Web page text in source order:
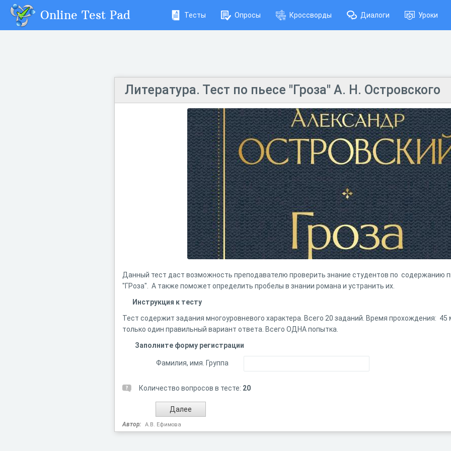
Online Test Pad Тесты Опросы Кроссворды Диалоги Уроки
Литература. Тест по пьесе "Гроза" А. Н. Островского
Данный тест даст возможность преподавателю проверить знание студентов по содержанию
"ГРоза". А также поможет определить пробелы в знании романа и устранить их.
Инструкция к тесту
Тест содержит задания многоуровневого характера. Всего 20 заданий. Время прохождения:
только один правильный вариант ответа. Всего ОДНА попытка.
Заполните форму регистрации
Фамилия, имя. Группа
Количество вопросов в тесте: 20
Автор: А.В. Ефимова